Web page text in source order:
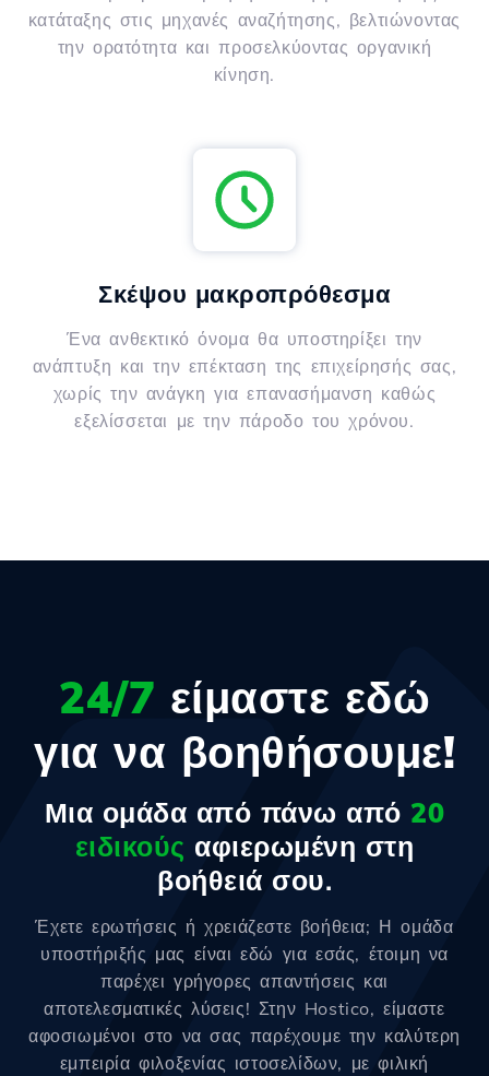
κατάταξης στις μηχανές αναζήτησης, βελτιώνοντας
την ορατότητα και προσελκύοντας οργανική
κίνηση.
Σκέψου μακροπρόθεσμα
Ένα ανθεκτικό όνομα θα υποστηρίξει την
ανάπτυξη και την επέκταση της επιχείρησής σας,
χωρίς την ανάγκη για επανασήμανση καθώς
εξελίσσεται με την πάροδο του χρόνου.
24/7 είμαστε εδώ
για να βοηθήσουμε!
Μια ομάδα από πάνω από 20
ειδικούς αφιερωμένη στη
βοήθειά σου.
Έχετε ερωτήσεις ή χρειάζεστε βοήθεια; Η ομάδα
υποστήριξής μας είναι εδώ για εσάς, έτοιμη να
παρέχει γρήγορες απαντήσεις και
αποτελεσματικές λύσεις! Στην Hostico, είμαστε
αφοσιωμένοι στο να σας παρέχουμε την καλύτερη
εμπειρία φιλοξενίας ιστοσελίδων, με φιλική